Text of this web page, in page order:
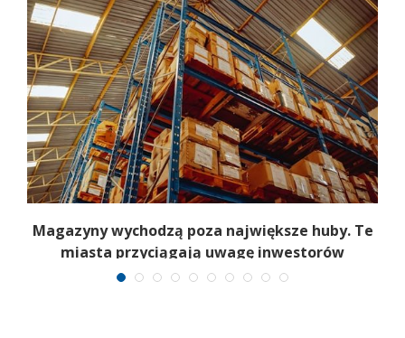
Magazyny wychodzą poza największe huby. Te
miasta przyciągają uwagę inwestorów